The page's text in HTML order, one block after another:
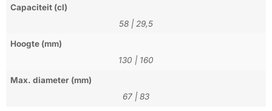
Capaciteit (cl)
58 | 29,5
Hoogte (mm)
130 | 160
Max. diameter (mm)
67 | 83